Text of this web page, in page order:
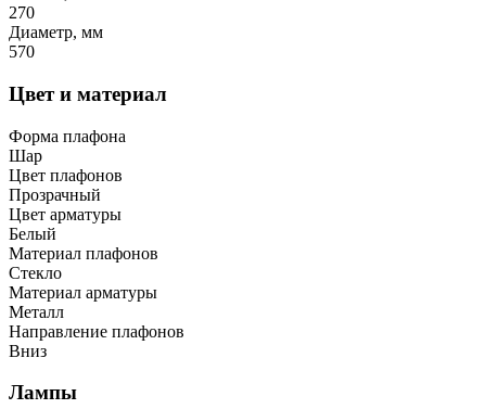
270
Диаметр, мм
570
Цвет и материал
Форма плафона
Шар
Цвет плафонов
Прозрачный
Цвет арматуры
Белый
Материал плафонов
Стекло
Материал арматуры
Металл
Направление плафонов
Вниз
Лампы